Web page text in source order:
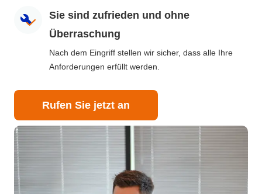
Sie sind zufrieden und ohne
Überraschung
Nach dem Eingriff stellen wir sicher, dass alle Ihre
Anforderungen erfüllt werden.
Rufen Sie jetzt an